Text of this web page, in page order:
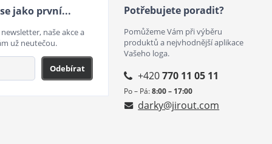
jako první...
naše akce a
už neutečou.
Odebírat
Potřebujete poradit?
Pomůžeme Vám při výběru
produktů a nejvhodnější aplikace
Vašeho loga.
+420770 11 05 11
Po – Pá:8:00 – 17:00
darky@jirout.com